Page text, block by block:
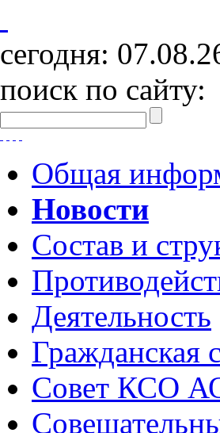
сегодня:
поиск по сайту:
Общая
Новости
Состав и
Деятельность
Гражданская
Совет КСО